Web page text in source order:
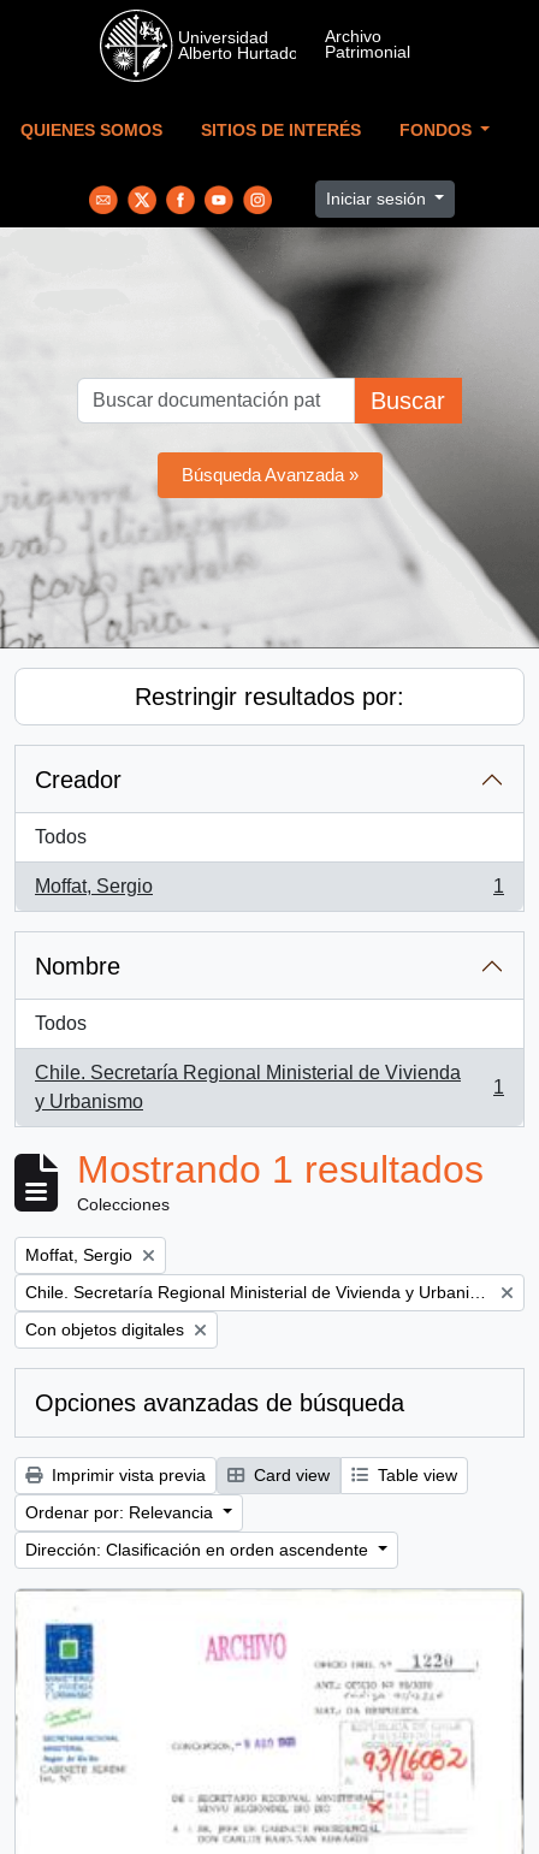
Skip to main content
QUIENES SOMOS SITIOS DE INTERÉS FONDOS
Iniciar sesión
Buscar
Búsqueda Avanzada »
Restringir resultados por:
Creador
Todos
Moffat, Sergio
, 1 resultados
1
Nombre
Todos
Chile. Secretaría Regional Ministerial de Vivienda
y Urbanismo
, 1 resultados
1
Mostrando 1 resultados
Colecciones
Remove filter:
Moffat, Sergio
Remove filter:
Remove filter:
Con objetos digitales
Opciones avanzadas de búsqueda
Imprimir vista previa Card view
Table view
Ordenar por: Relevancia
Dirección: Clasificación en orden ascendente